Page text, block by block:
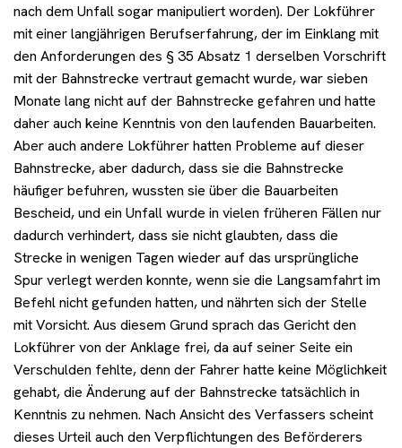
nach dem Unfall sogar manipuliert worden). Der Lokführer
mit einer langjährigen Berufserfahrung, der im Einklang mit
den Anforderungen des § 35 Absatz 1 derselben Vorschrift
mit der Bahnstrecke vertraut gemacht wurde, war sieben
Monate lang nicht auf der Bahnstrecke gefahren und hatte
daher auch keine Kenntnis von den laufenden Bauarbeiten.
Aber auch andere Lokführer hatten Probleme auf dieser
Bahnstrecke, aber dadurch, dass sie die Bahnstrecke
häufiger befuhren, wussten sie über die Bauarbeiten
Bescheid, und ein Unfall wurde in vielen früheren Fällen nur
dadurch verhindert, dass sie nicht glaubten, dass die
Strecke in wenigen Tagen wieder auf das ursprüngliche
Spur verlegt werden konnte, wenn sie die Langsamfahrt im
Befehl nicht gefunden hatten, und nährten sich der Stelle
mit Vorsicht. Aus diesem Grund sprach das Gericht den
Lokführer von der Anklage frei, da auf seiner Seite ein
Verschulden fehlte, denn der Fahrer hatte keine Möglichkeit
gehabt, die Änderung auf der Bahnstrecke tatsächlich in
Kenntnis zu nehmen. Nach Ansicht des Verfassers scheint
dieses Urteil auch den Verpflichtungen des Beförderers